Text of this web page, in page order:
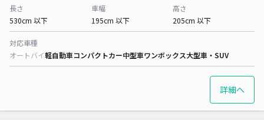
長さ
530cm 以下
車幅
195cm 以下
高さ
205cm 以下
対応車種
オートバイ軽自動車コンパクトカー中型車ワンボックス大型車・SUV
詳細へ